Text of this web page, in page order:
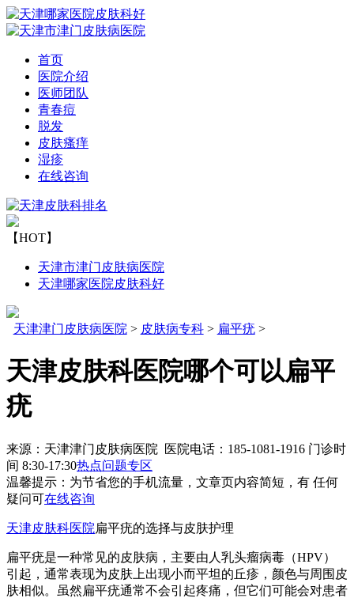
首页
医院介绍
医师团队
青春痘
脱发
皮肤瘙痒
湿疹
在线咨询
【HOT】
天津市津门皮肤病医院
天津哪家医院皮肤科好
天津津门皮肤病医院 > 皮肤病专科> 扁平疣>
天津皮肤科医院哪个可以扁平
疣
来源：天津津门皮肤病医院 医院电话：185-1081-1916 门诊时
间 8:30-17:30热点问题专区
温馨提示： 为节省您的手机流量，文章页内容简短，有 任何
疑问可在线咨询
天津皮肤科医院扁平疣的选择与皮肤护理
扁平疣是一种常见的皮肤病，主要由人乳头瘤病毒（HPV）
引起，通常表现为皮肤上出现小而平坦的丘疹，颜色与周围皮
肤相似。虽然扁平疣通常不会引起疼痛，但它们可能会对患者